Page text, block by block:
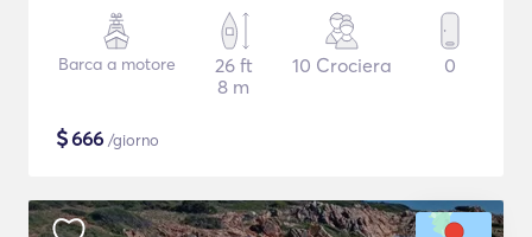
Barca a motore
26 ft
8 m
10 Crociera 0
$666 /giorno